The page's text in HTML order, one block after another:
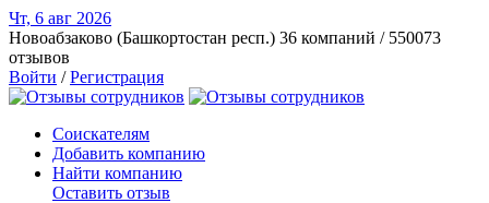
Чт, 6 авг 2026
Новоабзаково (Башкортостан респ.) 36 компаний / 550073
отзывов
Войти /Регистрация
Соискателям
Добавить компанию
Найти компанию
Оставить отзыв